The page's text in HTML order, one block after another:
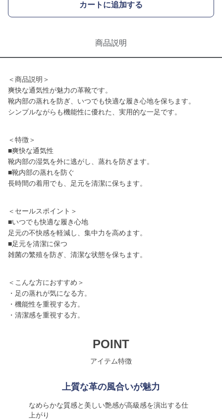
カートに追加する
商品説明
＜商品説明＞
爽快な通気性が魅力の革靴です。
靴内部の蒸れを防ぎ、いつでも快適な履き心地を保ちます。
シンプルながらも機能性に優れた、実用的な一足です。
＜特徴＞
■爽快な通気性
靴内部の湿気を外に逃がし、蒸れを防ぎます。
■靴内部の蒸れを防ぐ
長時間の着用でも、足元を清潔に保ちます。
＜セールスポイント＞
■いつでも快適な履き心地
足元の不快感を軽減し、集中力を高めます。
■足元を清潔に保つ
雑菌の繁殖を防ぎ、清潔な状態を保ちます。
＜こんな方におすすめ＞
・足の蒸れが気になる方。
・機能性を重視する方。
・清潔感を重視する方。
POINT
アイテム特徴
上質な革の風合いが魅力
なめらかな質感と美しい艶感が高級感を演出する仕
上がり